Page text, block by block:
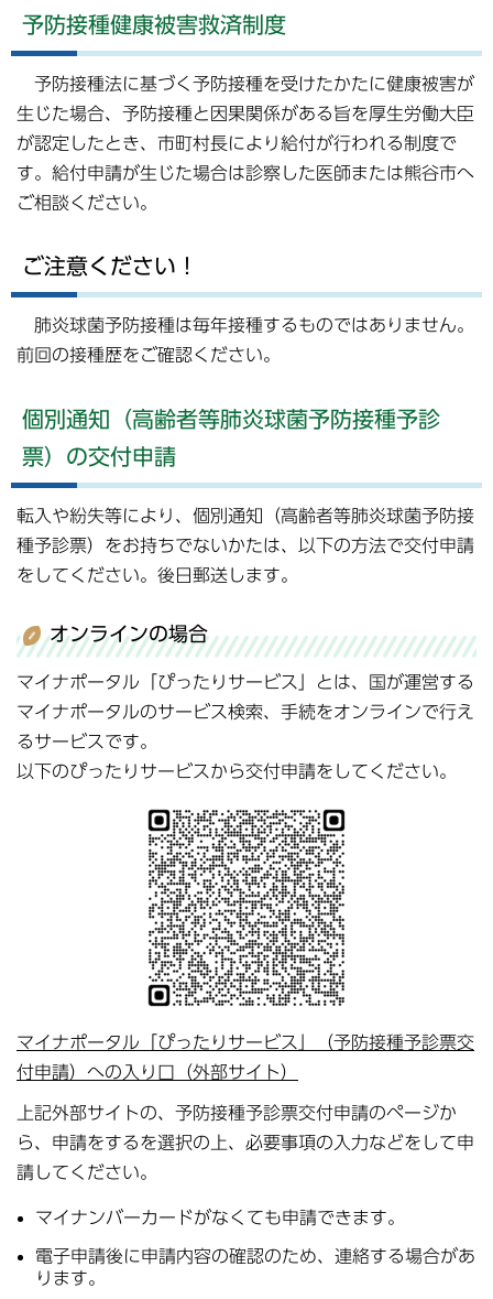
予防接種健康被害救済制度
予防接種法に基づく予防接種を受けたかたに健康被害が
生じた場合、予防接種と因果関係がある旨を厚生労働大臣
が認定したとき、市町村長により給付が行われる制度で
す。給付申請が生じた場合は診察した医師または熊谷市へ
ご相談ください。
ご注意ください！
肺炎球菌予防接種は毎年接種するものではありません。
前回の接種歴をご確認ください。
個別通知（高齢者等肺炎球菌予防接種予診
票）の交付申請
転入や紛失等により、個別通知（高齢者等肺炎球菌予防接
種予診票）をお持ちでないかたは、以下の方法で交付申請
をしてください。後日郵送します。
オンラインの場合
マイナポータル「ぴったりサービス」とは、国が運営する
マイナポータルのサービス検索、手続をオンラインで行え
るサービスです。
以下のぴったりサービスから交付申請をしてください。
マイナポータル「ぴったりサービス」（予防接種予診票交
付申請）への入り口（外部サイト）
上記外部サイトの、予防接種予診票交付申請のページか
ら、申請をするを選択の上、必要事項の入力などをして申
請してください。
マイナンバーカードがなくても申請できます。
電子申請後に申請内容の確認のため、連絡する場合があ
ります。